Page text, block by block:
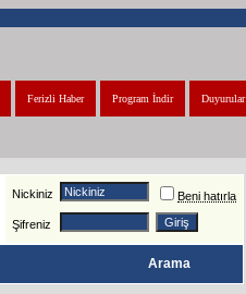
Duyurular
Program İndir
Ferizli Haber
Nickiniz Beni hatırla
Şifreniz
Arama